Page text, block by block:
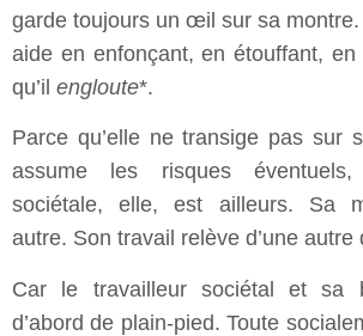
garde toujours un œil sur sa montre.
aide en enfonçant, en étouffant,
qu’il engloute*.
Parce qu’elle ne transige pas sur
assume les risques
sociétale, elle, est ailleurs. Sa
autre. Son travail relève d’une autre
Car le travailleur sociétal et sa
d’abord de plain-pied. Toute